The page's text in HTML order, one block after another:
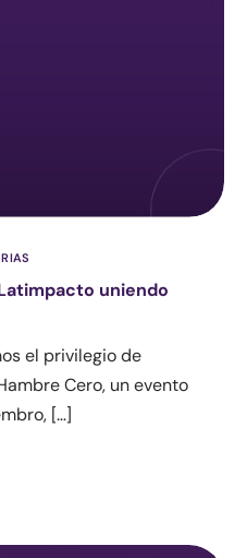
uniendo
el privilegio de
Cero, un evento
[…]